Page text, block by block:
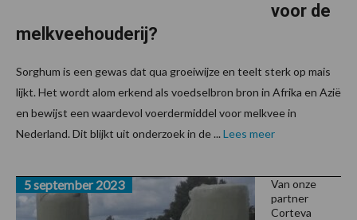
voor de
melkveehouderij?
Sorghum is een gewas dat qua groeiwijze en teelt sterk op mais
lijkt. Het wordt alom erkend als voedselbron bron in Afrika en Azië
en bewijst een waardevol voerdermiddel voor melkvee in
Nederland. Dit blijkt uit onderzoek in de ... Lees meer
Van onze
partner
Corteva
5 september 2023